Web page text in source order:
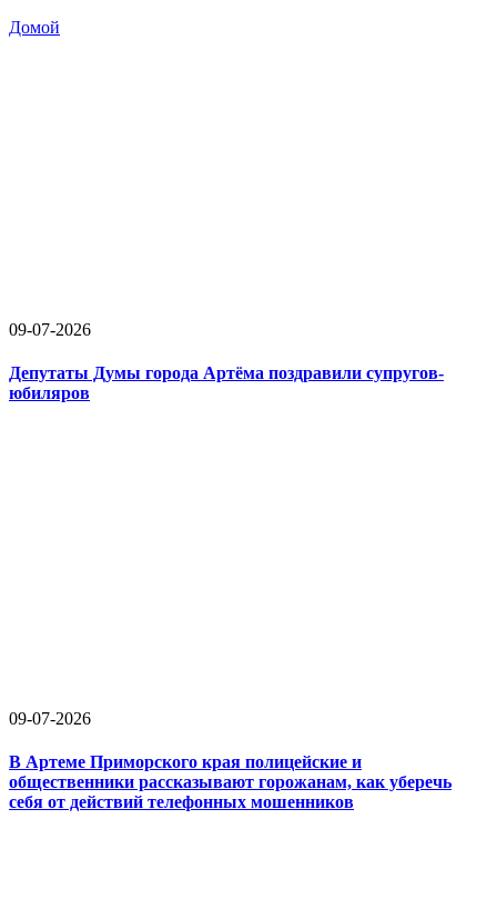
Домой
09-07-2026
Депутаты Думы города Артёма поздравили супругов-
юбиляров
09-07-2026
В Артеме Приморского края полицейские и
общественники рассказывают горожанам, как уберечь
себя от действий телефонных мошенников